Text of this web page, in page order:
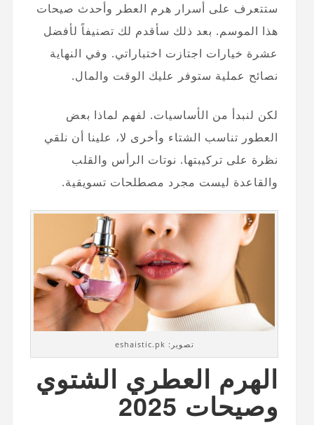
ستتعرف على أسرار هرم العطر وأحدث صيحات
هذا الموسم. بعد ذلك سأقدم لك تصنيفاً لأفضل
عشرة خيارات اجتازت اختباراتي. وفي النهاية
نصائح عملية ستوفر عليك الوقت والمال.
لكن لنبدأ من الأساسيات. لفهم لماذا بعض
العطور تناسب الشتاء وأخرى لا، علينا أن نلقي
نظرة على تركيبتها. نوتات الرأس والقلب
والقاعدة ليست مجرد مصطلحات تسويقية.
تصوير: eshaistic.pk
الهرم العطري الشتوي
وصيحات 2025